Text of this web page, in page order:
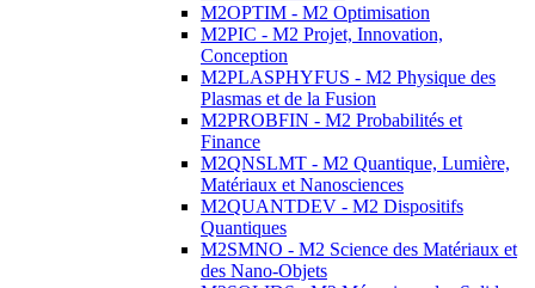
M2OPTIM - M2 Optimisation
M2PIC - M2 Projet, Innovation,
Conception
M2PLASPHYFUS - M2 Physique des
Plasmas et de la Fusion
M2PROBFIN - M2 Probabilités et
Finance
M2QNSLMT - M2 Quantique, Lumière,
Matériaux et Nanosciences
M2QUANTDEV - M2 Dispositifs
Quantiques
M2SMNO - M2 Science des Matériaux et
des Nano-Objets